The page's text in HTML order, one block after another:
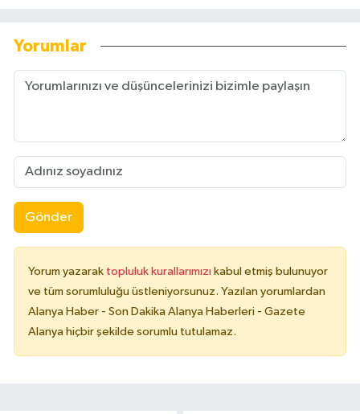
Yorumlar
Gönder
Yorum yazarak topluluk kurallarımızı kabul etmiş bulunuyor
ve tüm sorumluluğu üstleniyorsunuz. Yazılan yorumlardan
Alanya Haber - Son Dakika Alanya Haberleri - Gazete
Alanya hiçbir şekilde sorumlu tutulamaz.